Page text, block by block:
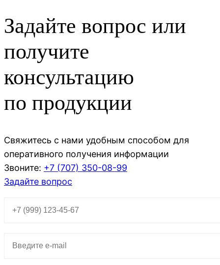
Задайте вопрос или
получите
консультацию
по продукции
Свяжитесь с нами удобным способом для
оперативного получения информации
Звоните: +7 (707) 350-08-99
Задайте вопрос